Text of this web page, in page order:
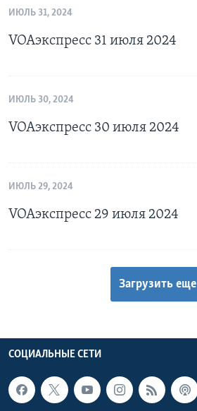
ИЮЛЬ 31, 2024
VOAэкспресс 31 июля 2024
ИЮЛЬ 30, 2024
VOAэкспресс 30 июля 2024
ИЮЛЬ 29, 2024
VOAэкспресс 29 июля 2024
Загрузить еще
СОЦИАЛЬНЫЕ СЕТИ